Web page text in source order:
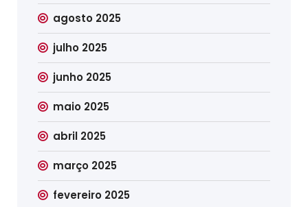
agosto 2025
julho 2025
junho 2025
maio 2025
abril 2025
março 2025
fevereiro 2025